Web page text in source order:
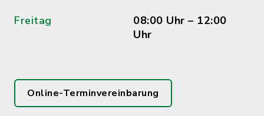
Freitag
08:00 Uhr – 12:00
Uhr
Online-Terminvereinbarung